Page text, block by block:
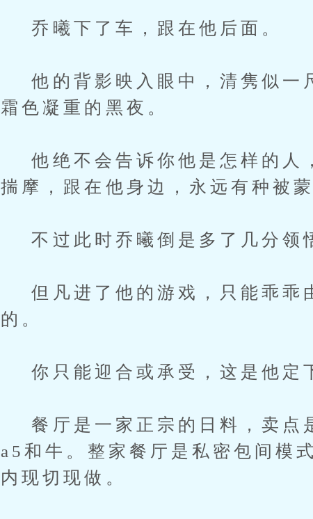
乔曦下了车，跟在他后面。
他的背影映入眼中，清隽似一
霜色凝重的黑夜。
他绝不会告诉你他是怎样的人
揣摩，跟在他身边，永远有种被
不过此时乔曦倒是多了几分领
但凡进了他的游戏，只能乖乖
的。
你只能迎合或承受，这是他定
餐厅是一家正宗的日料，卖点
a5和牛。整家餐厅是私密包间模
内现切现做。